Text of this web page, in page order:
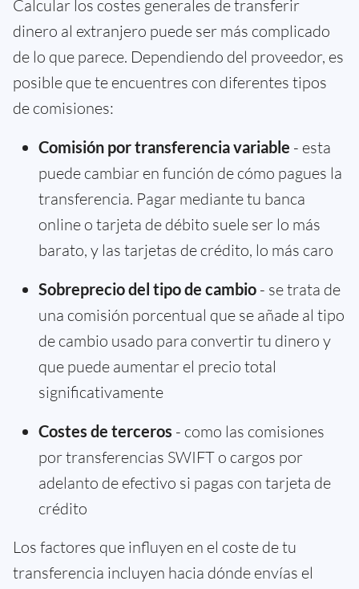
Calcular los costes generales de transferir
dinero al extranjero puede ser más complicado
de lo que parece. Dependiendo del proveedor, es
posible que te encuentres con diferentes tipos
de comisiones:
Comisión por transferencia variable - esta
puede cambiar en función de cómo pagues la
transferencia. Pagar mediante tu banca
online o tarjeta de débito suele ser lo más
barato, y las tarjetas de crédito, lo más caro
Sobreprecio del tipo de cambio - se trata de
una comisión porcentual que se añade al tipo
de cambio usado para convertir tu dinero y
que puede aumentar el precio total
significativamente
Costes de terceros - como las comisiones
por transferencias SWIFT o cargos por
adelanto de efectivo si pagas con tarjeta de
crédito
Los factores que influyen en el coste de tu
transferencia incluyen hacia dónde envías el